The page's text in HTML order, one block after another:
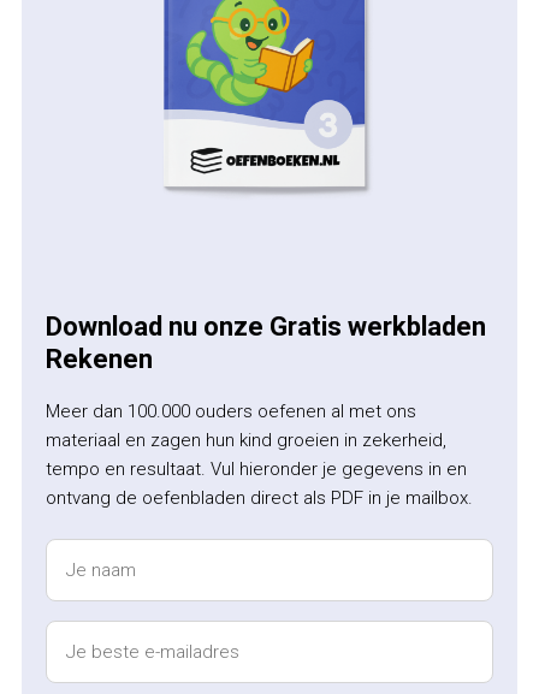
Download nu onze Gratis werkbladen
Rekenen
Meer dan 100.000 ouders oefenen al met ons
materiaal en zagen hun kind groeien in zekerheid,
tempo en resultaat. Vul hieronder je gegevens in en
ontvang de oefenbladen direct als PDF in je mailbox.